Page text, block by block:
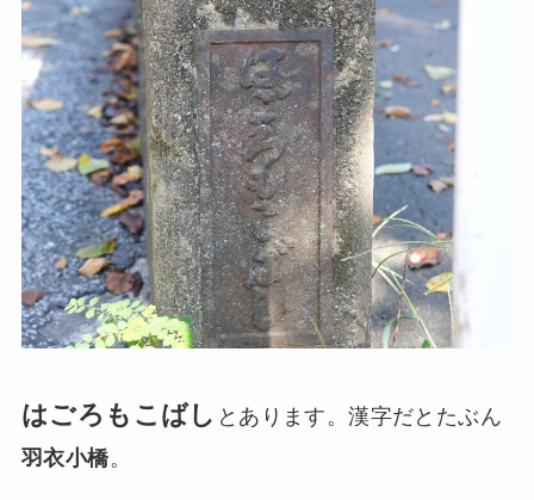
はごろもこばし とあります。漢字だとたぶん
羽衣小橋。